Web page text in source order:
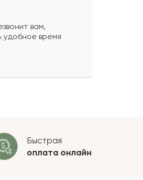
вам,
удобное время
Быстрая
оплата онлайн